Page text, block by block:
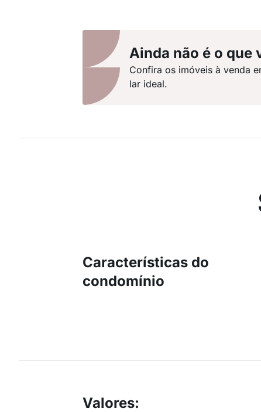
Ainda não é o que
Confira os imóveis à venda
lar ideal.
Características do
condomínio
Valores: